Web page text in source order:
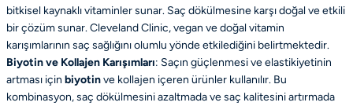
bitkisel kaynaklı vitaminler sunar. Saç dökülmesine karşı doğal ve etkili
bir çözüm sunar. Cleveland Clinic, vegan ve doğal vitamin
karışımlarının saç sağlığını olumlu yönde etkilediğini belirtmektedir.
Biyotin ve Kollajen Karışımları: Saçın güçlenmesi ve elastikiyetinin
artması için biyotinve kollajen içeren ürünler kullanılır. Bu
kombinasyon, saç dökülmesini azaltmada ve saç kalitesini artırmada